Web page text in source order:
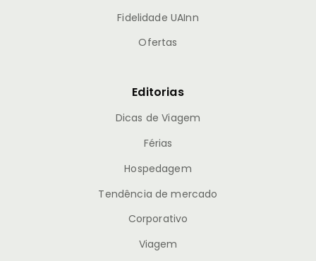
Fidelidade UAInn
Ofertas
Editorias
Dicas de Viagem
Férias
Hospedagem
Tendência de mercado
Corporativo
Viagem